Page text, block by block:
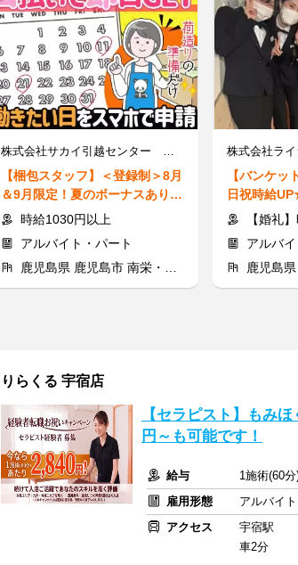
株式会社サカイ引越センター 鹿児島南支社
【梱包スタッフ】＜登録制＞8月
＆9月限定！夏のボーナスあり！
単発・短期◎WワークもOK！
時給1030円以上
アルバイト・パート
鹿児島県 鹿児島市 南栄・谷山周辺
【バンケッ
日祝時給
婚礼ドリン
【婚礼】時
アルバ
鹿児島県
りらくる 宇宿店
【セラピスト】もみ
円～も可能です！
給与
1施術(60
雇用形態
アルバイ
アクセス
宇宿駅
車2分